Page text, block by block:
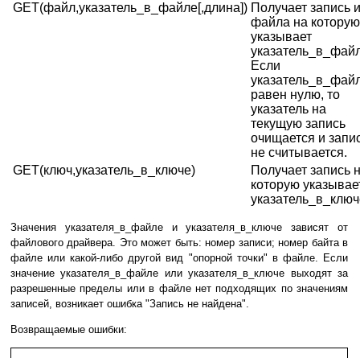
GET(файл,указатель_в_файле[,длина]) Получает запись
файла на которую
указывает
Если
равен нулю, то
указатель на
текущую запись
очищается и
не считывается.
GET(ключ,указатель_в_ключе)
Получает запись
которую
Значения указателя_в_файле и указателя_в_ключе зависят от
файлового драйвера. Это может быть: номер записи; номер байта в
файле или какой-либо другой вид "опорной точки" в файле. Если
значение указателя_в_файле или указателя_в_ключе выходят за
разрешенные пределы или в файле нет подходящих по значениям
записей, возникает ошибка "Запись не найдена".
Возвращаемые ошибки: